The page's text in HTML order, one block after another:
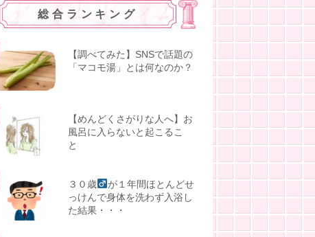
総合ランキング
【調べてみた】SNSで話題の
「マコモ湯」とは何なのか？
【めんどくさがりな人へ】お
風呂に入らないと起こるこ
と
３０歳
が１年間ほとんどせ
っけんで身体を洗わず入浴し
た結果・・・